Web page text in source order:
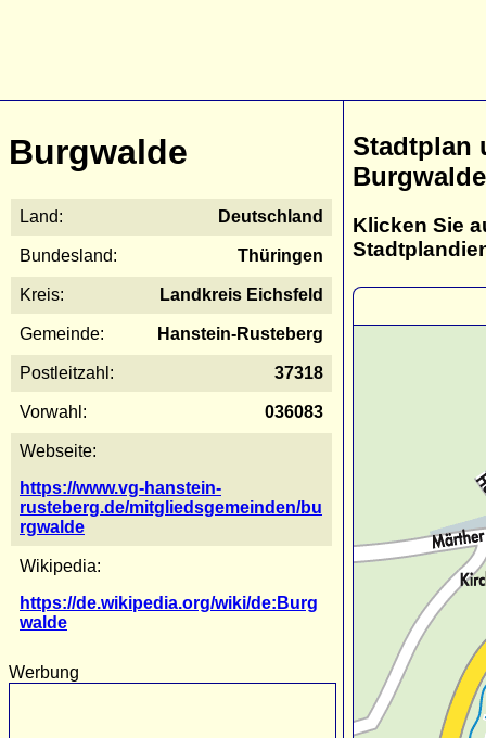
Burgwalde
Land: Deutschland
Bundesland: Thüringen
Kreis: Landkreis Eichsfeld
Gemeinde: Hanstein-Rusteberg
Postleitzahl: 37318
Vorwahl: 036083
Webseite:
https://www.vg-hanstein-
rusteberg.de/mitgliedsgemeinden/bu
rgwalde
Wikipedia:
https://de.wikipedia.org/wiki/de:Burg
walde
Werbung
Stadtplan
Burgwalde
Klicken Sie